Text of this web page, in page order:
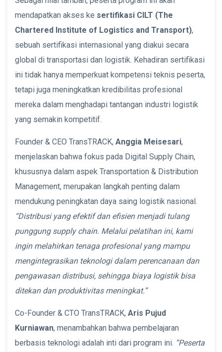
mendapatkan akses ke sertifikasi CILT (The
Chartered Institute of Logistics and Transport),
sebuah sertifikasi internasional yang diakui secara
global di transportasi dan logistik. Kehadiran sertifikasi
ini tidak hanya memperkuat kompetensi teknis peserta,
tetapi juga meningkatkan kredibilitas profesional
mereka dalam menghadapi tantangan industri logistik
yang semakin kompetitif.
Founder & CEO TransTRACK, Anggia Meisesari,
menjelaskan bahwa fokus pada Digital Supply Chain,
khususnya dalam aspek Transportation & Distribution
Management, merupakan langkah penting dalam
mendukung peningkatan daya saing logistik nasional.
“Distribusi yang efektif dan efisien menjadi tulang
punggung supply chain. Melalui pelatihan ini, kami
ingin melahirkan tenaga profesional yang mampu
mengintegrasikan teknologi dalam perencanaan dan
pengawasan distribusi, sehingga biaya logistik bisa
ditekan dan produktivitas meningkat.”
Co-Founder & CTO TransTRACK, Aris Pujud
Kurniawan, menambahkan bahwa pembelajaran
berbasis teknologi adalah inti dari program ini. “Peserta